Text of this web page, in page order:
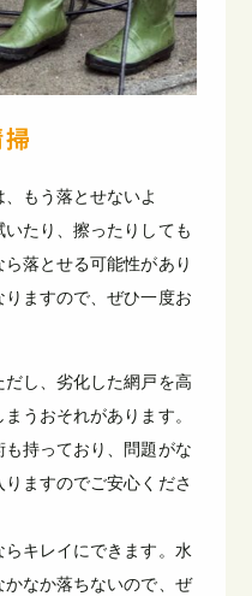
、もう落とせないよ
たり、擦ったりしても
落とせる可能性があり
ますので、ぜひ一度お
し、劣化した網戸を高
うおそれがあります。
持っており、問題がな
ますのでご安心くださ
キレイにできます。水
なか落ちないので、ぜ